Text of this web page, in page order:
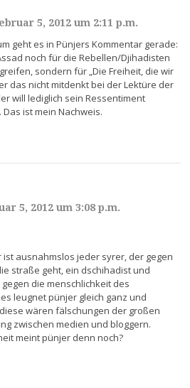
5, 2012 um 2:11 p.m.
geht es in Pünjers Kommentar gerade:
noch für die Rebellen/Djihadisten
sondern für „Die Freiheit, die wir
das nicht mitdenkt bei der Lektüre der
will lediglich sein Ressentiment
ist mein Nachweis.
5, 2012 um 3:08 p.m.
ist ausnahmslos jeder syrer, der gegen
straße geht, ein dschihadist und
die menschlichkeit des
leugnet pünjer gleich ganz und
wären fälschungen der großen
zwischen medien und bloggern.
meint pünjer denn noch?